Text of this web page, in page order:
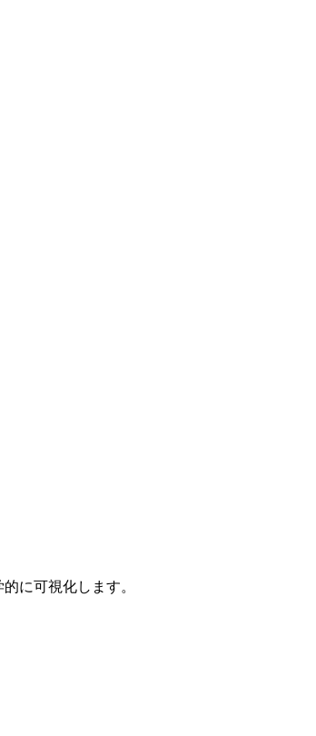
に可視化します。